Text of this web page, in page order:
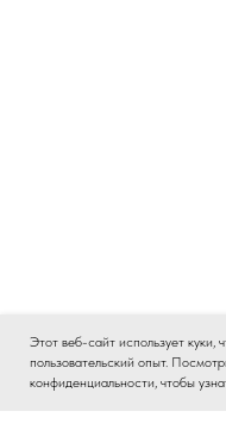
Этот веб-сайт использует куки,
пользовательский опыт.
конфиденциальности, чтобы